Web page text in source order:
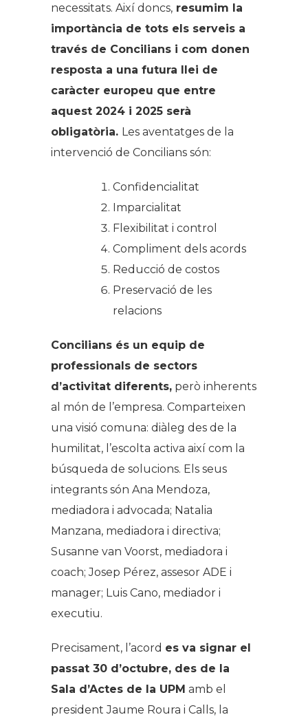
necessitats. Així doncs, resumim la
importància de tots els serveis a
través de Concilians i com donen
resposta a una futura llei de
caràcter europeu que entre
aquest 2024 i 2025 serà
obligatòria. Les aventatges de la
intervenció de Concilians són:
Confidencialitat
Imparcialitat
Flexibilitat i control
Compliment dels acords​
Reducció de costos
Preservació de les
relacions
Concilians és un equip de
professionals de sectors
d’activitat diferents, però inherents
al món de l’empresa. Comparteixen
una visió comuna: diàleg des de la
humilitat, l’escolta activa així com la
búsqueda de solucions. Els seus
integrants són Ana Mendoza,
mediadora i advocada; Natalia
Manzana, mediadora i directiva;
Susanne van Voorst, mediadora i
coach; Josep Pérez, assesor ADE i
manager; Luis Cano, mediador i
executiu.
Precisament, l’acord es va signar el
passat 30 d’octubre, des de la
Sala d’Actes de la UPM amb el
president Jaume Roura i Calls, la